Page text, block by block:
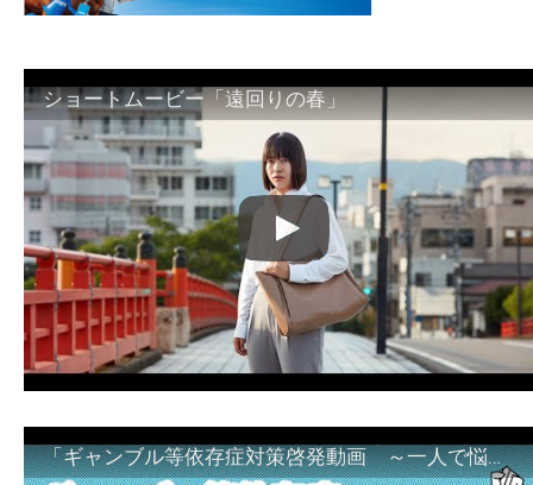
ショートムービー「遠回りの春」
「ギャンブル等依存症対策啓発動画 ～一人で悩まず、家族で悩まず、まず！相談機関へ～」